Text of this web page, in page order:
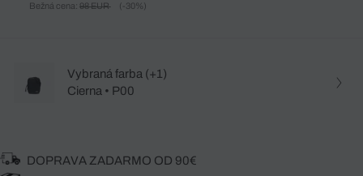
Bežná cena: 98 EUR (-30%)
Vybraná farba (+1)
Cierna • P00
DOPRAVA ZADARMO OD 90€